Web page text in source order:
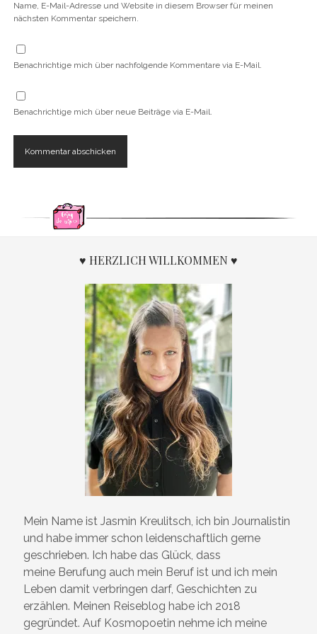
Name, E-Mail-Adresse und Website in diesem Browser für meinen
nächsten Kommentar speichern.
Benachrichtige mich über nachfolgende Kommentare via E-Mail.
Benachrichtige mich über neue Beiträge via E-Mail.
♥ HERZLICH WILLKOMMEN ♥
Mein Name ist Jasmin Kreulitsch, ich bin Journalistin
und habe immer schon leidenschaftlich gerne
geschrieben. Ich habe das Glück, dass
meine Berufung auch mein Beruf ist und ich mein
Leben damit verbringen darf, Geschichten zu
erzählen. Meinen Reiseblog habe ich 2018
gegründet. Auf Kosmopoetin nehme ich meine